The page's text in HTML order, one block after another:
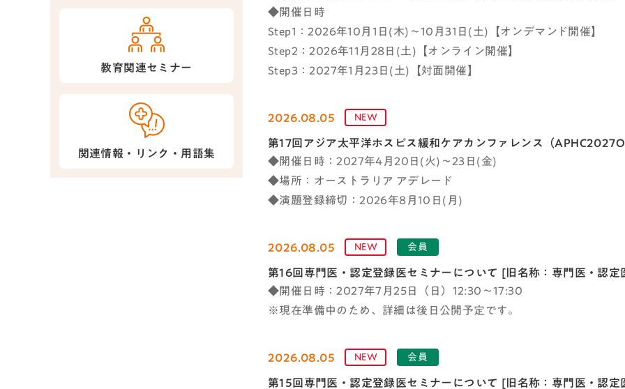
教育関連セミナー
関連情報・リンク・用語集
◆開催日時
Step1：2026年10月1日(木)～10月31日(土)【オンデマンド開催】
Step2：2026年11月28日(土)【オンライン開催】
Step3：2027年1月23日(土)【対面開催】
2026.08.05 NEW
第17回アジア太平洋ホスピス緩和ケアカンファレンス（
◆開催日時：2027年4月20日(火)～23日(金)
◆場所：オーストラリア アデレード
◆演題登録締切：2026年8月10日(月)
2026.08.05 NEW 会員
第16回専門医・認定登録医セミナーについて [旧名称：専門医・認定
◆開催日時：2027年7月25日（日）12:30～17:30
※現在準備中のため、詳細は後日公開予定です。
2026.08.05 NEW 会員
第15回専門医・認定登録医セミナーについて [旧名称：専門医・認定